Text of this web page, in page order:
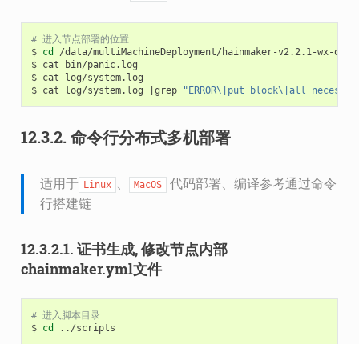
# 进入节点部署的位置
$ cd
/data/multiMachineDeployment/hainmaker-v2.2.1-wx-
$ cat
bin/panic.log
$ cat
log/system.log
$ cat log/system.log grep "ERROR\|put block\|all
12.3.2. 命令行分布式多机部署
适用于 Linux MacOS
代码部署、编译参考通过命令
行搭建链
12.3.2.1. 证书生成, 修改节点内部
chainmaker.yml文件
# 进入脚本目录
$ cd